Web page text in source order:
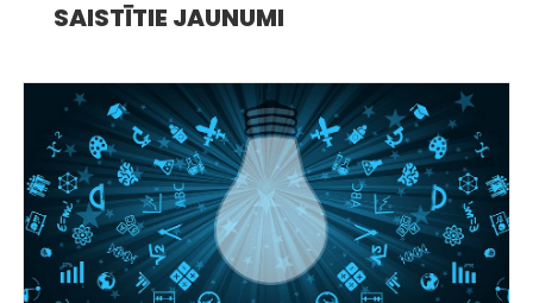
SAISTĪTIE JAUNUMI